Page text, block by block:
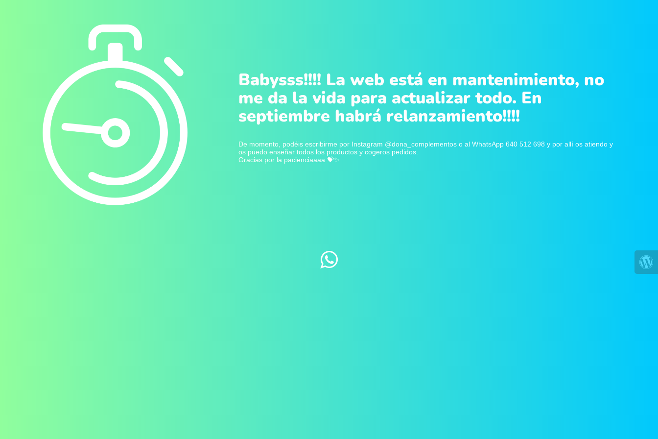
Babysss!!!! La web está en mantenimiento, no
me da la vida para actualizar todo. En
septiembre habrá relanzamiento!!!!
De momento, podéis escribirme por Instagram @dona_complementos o al WhatsApp 640 512 698 y por allí os atiendo y
os puedo enseñar todos los productos y cogeros pedidos.
Gracias por la pacienciaaaa 💝✨